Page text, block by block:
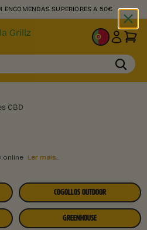
ENCOMENDAS SUPERIORES A 50€
PT
CBD
online Ler mais...
COGOLLOS OUTDOOR
GREENHOUSE